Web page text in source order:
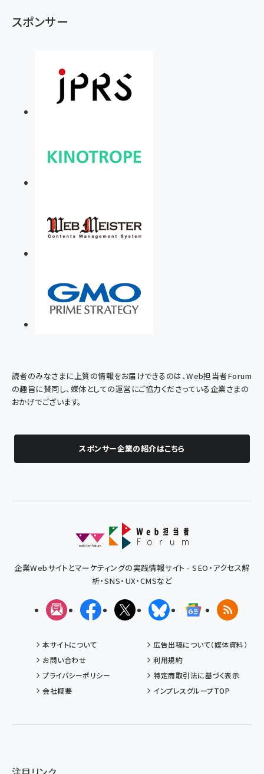
スポンサー
読者のみなさまに上質の情報をお届けできるのは、Web担当者Forum
の趣旨に賛同し、媒体としての運営にご協力くださっている企業さまの
おかげでございます。
スポンサー企業の紹介はこちら
企業Webサイトとマーケティングの実践情報サイト - SEO・アクセス解
析・SNS・UX・CMSなど
メルマガFacebookX(エックス)BlueskyGoogleニュ
RSS
本サイトについて
広告出稿について（媒体資料）
お問い合わせ
利用規約
プライバシーポリシー
特定商取引法に基づく表示
会社概要
インプレスグループTOP